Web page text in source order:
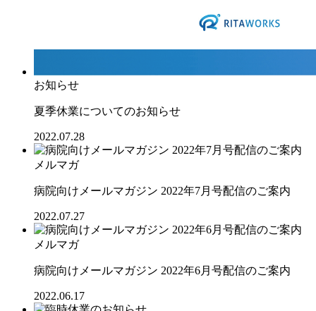
お知らせ
夏季休業についてのお知らせ
2022.07.28
メルマガ
病院向けメールマガジン 2022年7月号配信のご案内
2022.07.27
メルマガ
病院向けメールマガジン 2022年6月号配信のご案内
2022.06.17